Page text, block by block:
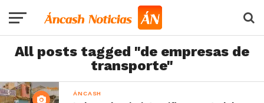
All posts tagged "de empresas de
transporte"
ÁNCASH